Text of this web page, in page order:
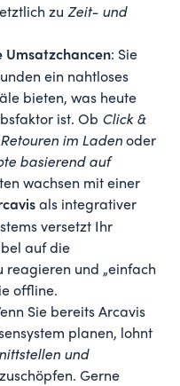
zu Zeit- und
Umsatzchancen: Sie
ein nahtloses
bieten, was heute
ist. Ob Click &
im Laden oder
basierend auf
wachsen mit einer
als integrativer
versetzt Ihr
auf die
reagieren und „einfach
offline.
Sie bereits Arcavis
planen, lohnt
und
Gerne